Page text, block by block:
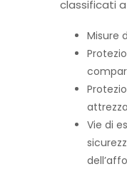
classificati a
Misure
Vie di